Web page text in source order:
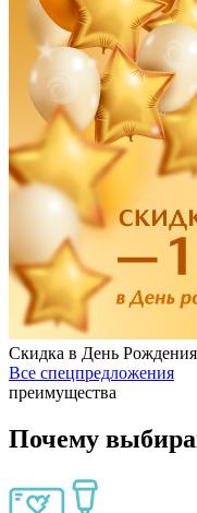
Скидка в День
Все спецпредложения
преимущества
Почему